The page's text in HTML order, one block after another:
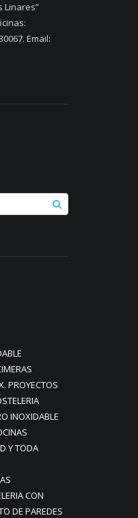
Linares”
Email:
PROYECTOS
INOXIDABLE
Y TODA
CON
DE PAREDES